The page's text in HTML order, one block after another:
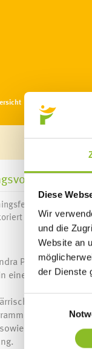
Diese
Wir
und die
Website an
der Dienste
lud die
- und bis auf
Pfister betreute
einen Nachmittag,
Begrüßung
Die herzige
Kunibert und